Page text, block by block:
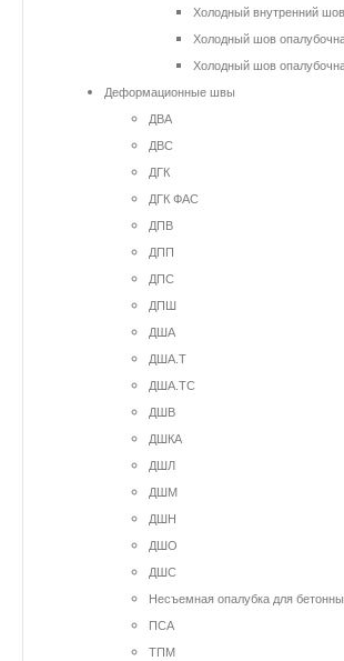
Холодный внутренний шов
Холодный шов
Холодный шов
Деформационные швы
ДВА
ДВС
ДГК
ДГК ФАС
ДПВ
ДПП
ДПС
ДПШ
ДША
ДША.Т
ДША.ТС
ДШВ
ДШКА
ДШЛ
ДШМ
ДШН
ДШО
ДШС
Несъемная опалубка для
ПСА
ТПМ